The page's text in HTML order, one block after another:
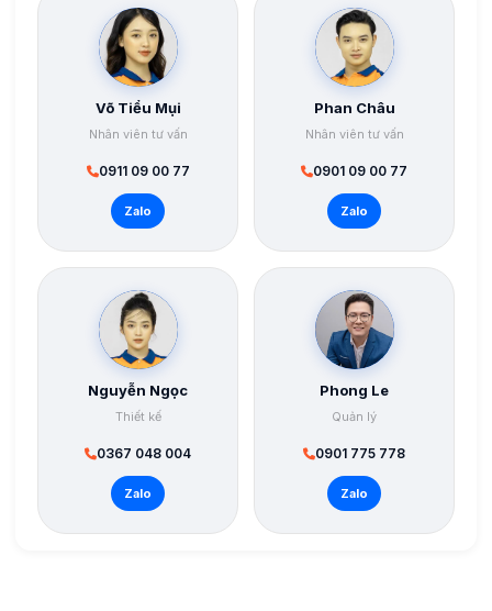
Võ Tiểu Mụi
Nhân viên tư vấn
0911 09 00 77
Zalo
Phan Châu
Nhân viên tư vấn
0901 09 00 77
Zalo
Nguyễn Ngọc
Thiết kế
0367 048 004
Zalo
Phong Le
Quản lý
0901 775 778
Zalo